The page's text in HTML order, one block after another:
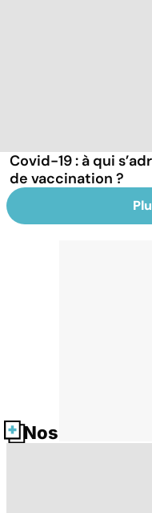
Covid-19 : à qui
de vaccination ?
Nos fiches